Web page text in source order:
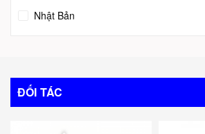
Nhật Bản
Italy
ĐỐI TÁC